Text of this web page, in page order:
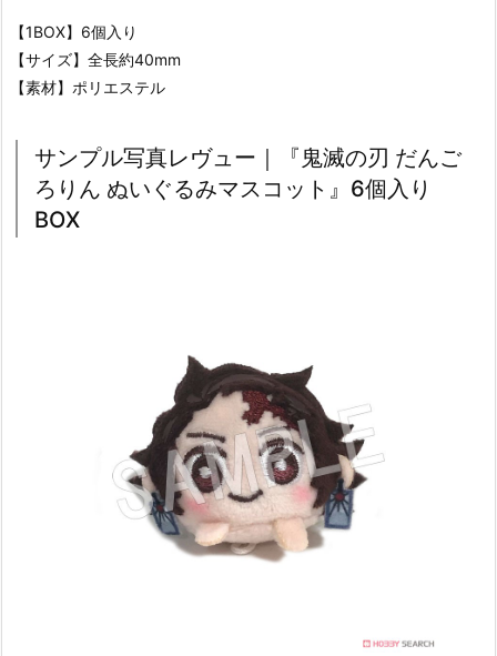
【1BOX】6個入り
【サイズ】全長約40mm
【素材】ポリエステル
サンプル写真レヴュー｜『鬼滅の刃 だんご
ろりん ぬいぐるみマスコット』6個入り
BOX